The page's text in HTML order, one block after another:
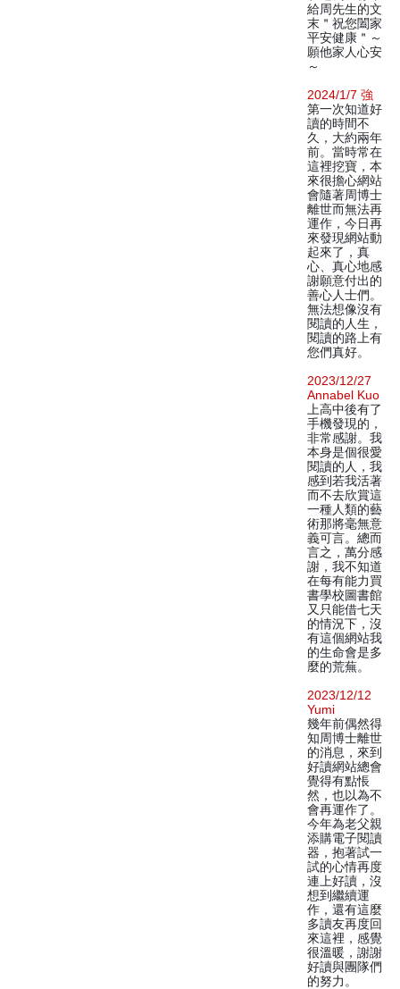
給周先生的文
末＂祝您闔家
平安健康＂～
願他家人心安
～
2024/1/7 強
第一次知道好
讀的時間不
久，大約兩年
前。當時常在
這裡挖寶，本
來很擔心網站
會隨著周博士
離世而無法再
運作，今日再
來發現網站動
起來了，真
心、真心地感
謝願意付出的
善心人士們。
無法想像沒有
閱讀的人生，
閱讀的路上有
您們真好。
2023/12/27
Annabel Kuo
上高中後有了
手機發現的，
非常感謝。我
本身是個很愛
閱讀的人，我
感到若我活著
而不去欣賞這
一種人類的藝
術那將毫無意
義可言。總而
言之，萬分感
謝，我不知道
在每有能力買
書學校圖書館
又只能借七天
的情況下，沒
有這個網站我
的生命會是多
麼的荒蕪。
2023/12/12
Yumi
幾年前偶然得
知周博士離世
的消息，來到
好讀網站總會
覺得有點悵
然，也以為不
會再運作了。
今年為老父親
添購電子閱讀
器，抱著試一
試的心情再度
連上好讀，沒
想到繼續運
作，還有這麼
多讀友再度回
來這裡，感覺
很溫暖，謝謝
好讀與團隊們
的努力。